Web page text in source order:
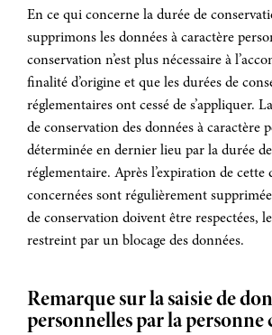
En ce qui concerne la durée de
supprimons les données à caractère
conservation n’est plus nécessaire à
finalité d’origine et que les durées de
réglementaires ont cessé de s’appliquer.
de conservation des données à caractère
déterminée en dernier lieu par la durée
réglementaire. Après l’expiration de cette
concernées sont régulièrement
de conservation doivent être respectées,
restreint par un blocage des données.
Remarque sur la saisie de
personnelles par la personne